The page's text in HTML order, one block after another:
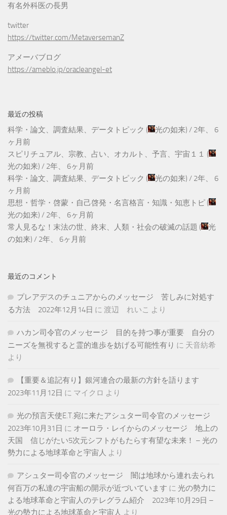
有名外科医の長男
twitter
https://twitter.com/MetaversemanZ
アメーバブログ
https://ameblo.jp/oracleangel-et
最近の投稿
科学・論文、調査結果、データトピック ( 光の如来) / 2年、 6
ヶ月前
スピリチュアル、宗教、占い、オカルト、予言、宇宙１１ (
光の如来) / 2年、 6ヶ月前
科学・論文、調査結果、データトピック ( 光の如来) / 2年、 6
ヶ月前
思想・哲学・啓蒙・自己啓発・名言格言・知識・知恵トピ (
光の如来) / 2年、 6ヶ月前
常人見るな！末法の世、終末、人類・社会の破滅の話題 (
光
の如来) / 2年、 6ヶ月前
最近のコメント
プレアデスのチュニアからのメッセージ 苦しみに対処す
る方法 2022年12月14日 に 渡辺 れいこ より
ハカン司令官のメッセージ 目的を持つ事が重要 自分の
ニーズを無視すると霊的進歩を妨げる可能性有り に 天音紡希
より
【重要＆追記有り】銀河連合の最新の方針を語ります
2023年11月12日 に マイクロ より
光の預言天使E.T.宛に来たアシュター司令官のメッセージ
2023年10月31日 に オーロラ・レイからのメッセージ 地上の
天国 信じがたい5次元シフトがもたらす有望な未来！ – 光の
勢力による地球革命と宇宙人 より
アシュター司令官のメッセージ 闇は地球から連れ去られ
何百万の私達の宇宙船の開示が近づいています に 光の勢力に
よる地球革命と宇宙人のテレグラム紹介 2023年10月29日 –
光の勢力による地球革命と宇宙人 より